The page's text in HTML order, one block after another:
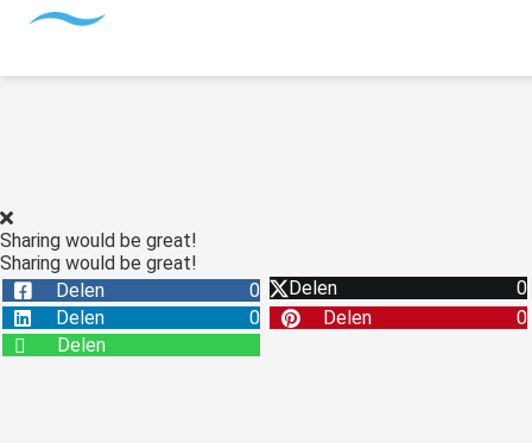
Sharing would be great!
Sharing would be great!
Delen
0 Delen
0
Delen
0 Delen
0
Delen